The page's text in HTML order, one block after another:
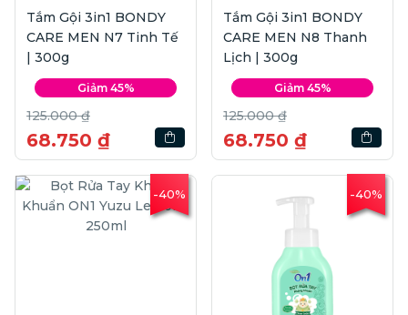
Tắm Gội 3in1 BONDY
CARE MEN N7 Tinh Tế
| 300g
Giảm 45%
125.000 ₫
68.750 ₫
Tắm Gội 3in1 BONDY
CARE MEN N8 Thanh
Lịch | 300g
Giảm 45%
125.000 ₫
68.750 ₫
-40% -40%